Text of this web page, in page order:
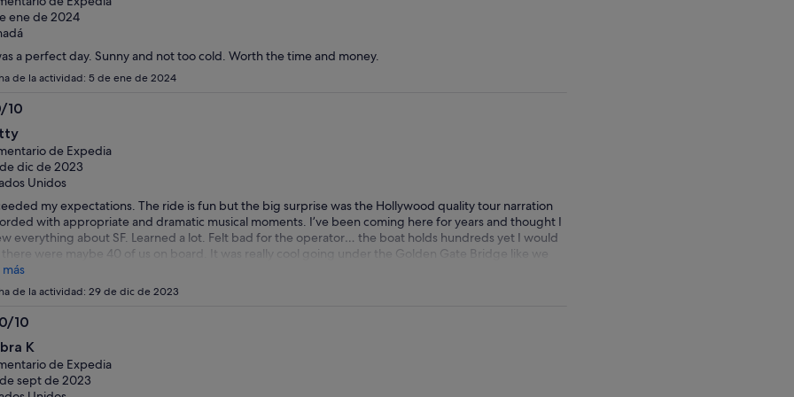
ene de 2024
a perfect day. Sunny and not too cold. Worth the time and money.
de la actividad: 5 de ene de 2024
10
de Expedia
dic de 2023
Unidos
my expectations. The ride is fun but the big surprise was the Hollywood quality tour narration
with appropriate and dramatic musical moments. I’ve been coming here for years and thought I
everything about SF. Learned a lot. Felt bad for the operator… the boat holds hundreds yet I would
there were maybe 40 of us on board. It was really cool going under the Golden Gate Bridge like we
on our way to China!
de la actividad: 29 de dic de 2023
10
K
de Expedia
sept de 2023